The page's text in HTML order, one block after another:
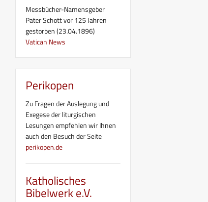
Messbücher-Namensgeber
Pater Schott vor 125 Jahren
gestorben (23.04.1896)
Vatican News
Perikopen
Zu Fragen der Auslegung und
Exegese der liturgischen
Lesungen empfehlen wir Ihnen
auch den Besuch der Seite
perikopen.de
Katholisches
Bibelwerk e.V.